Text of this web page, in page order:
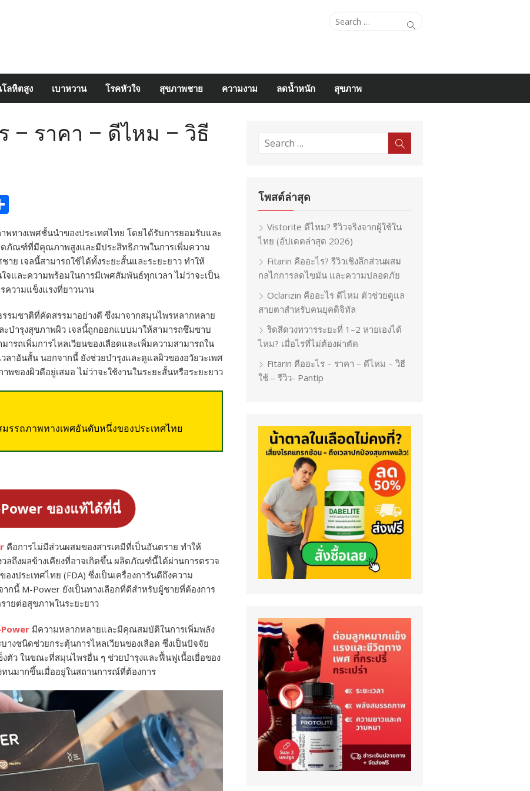
Search
Search
ลหิตสูง เบาหวาน โรคหัวใจ สุขภาพชาย ความงาม ลดน้ำหนัก สุขภาพ
– ราคา – ดีไหม – วิธี
ทางเพศชั้นนำของประเทศไทย โดยได้รับการยอมรับและ
ตภัณฑ์ที่มีคุณภาพสูงและมีประสิทธิภาพในการเพิ่มความ
ย เจลนี้สามารถใช้ได้ทั้งระยะสั้นและระยะยาว ทำให้
จและความพร้อมในการมีเพศสัมพันธ์ทุกเวลา ไม่ว่าจะเป็น
รความแข็งแรงที่ยาวนาน
รมชาติที่คัดสรรมาอย่างดี ซึ่งมาจากสมุนไพรหลากหลาย
ะบำรุงสุขภาพผิว เจลนี้ถูกออกแบบมาให้สามารถซึมซาบ
ารถเพิ่มการไหลเวียนของเลือดและเพิ่มความสามารถใน
ลาอันสั้น นอกจากนี้ ยังช่วยบำรุงและดูแลผิวของอวัยวะเพศ
ของผิวดีอยู่เสมอ ไม่ว่าจะใช้งานในระยะสั้นหรือระยะยาว
รรถภาพทางเพศอันดับหนึ่งของประเทศไทย
ของแท้ได้ที่นี่
คือการไม่มีส่วนผสมของสารเคมีที่เป็นอันตราย ทำให้
ลถึงผลข้างเคียงที่อาจเกิดขึ้น ผลิตภัณฑ์นี้ได้ผ่านการตรวจ
งประเทศไทย (FDA) ซึ่งเป็นเครื่องการันตีถึงความ
M-Power ยังเป็นทางเลือกที่ดีสำหรับผู้ชายที่ต้องการ
ายต่อสุขภาพในระยะยาว
มีความหลากหลายและมีคุณสมบัติในการเพิ่มพลัง
งชนิดช่วยกระตุ้นการไหลเวียนของเลือด ซึ่งเป็นปัจจัย
ตัว ในขณะที่สมุนไพรอื่น ๆ ช่วยบำรุงและฟื้นฟูเนื้อเยื่อของ
นมากขึ้นเมื่ออยู่ในสถานการณ์ที่ต้องการ
Search
Search
โพสต์ล่าสุด
Vistorite ดีไหม? รีวิวจริงจากผู้ใช้ใน
ไทย (อัปเดตล่าสุด 2026)
Fitarin คืออะไร? รีวิวเชิงลึกส่วนผสม
กลไกการลดไขมัน และความปลอดภัย
Oclarizin คืออะไร ดีไหม ตัวช่วยดูแล
สายตาสำหรับคนยุคดิจิทัล
ริดสีดวงทวารระยะที่ 1–2 หายเองได้
ไหม? เมื่อไรที่ไม่ต้องผ่าตัด
Fitarin คืออะไร – ราคา – ดีไหม – วิธี
ใช้ – รีวิว- Pantip